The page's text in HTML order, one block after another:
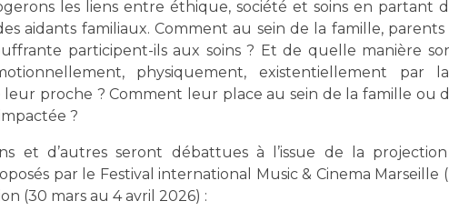
les liens entre éthique, société et soins en partant
aidants familiaux. Comment au sein de la famille,
participent-ils aux soins ? Et de quelle manière
physiquement, existentiellement par
leur proche ? Comment leur place au sein de la famille ou
?
et d’autres seront débattues à l’issue de la
par le Festival international Music & Cinema Marseille
(30 mars au 4 avril 2026) :